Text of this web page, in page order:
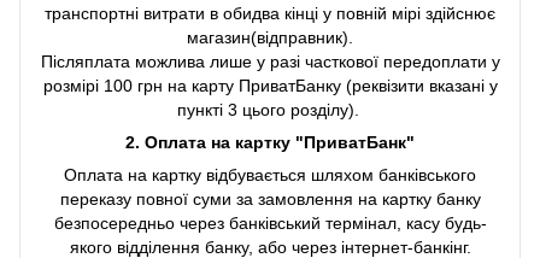
транспортні витрати в обидва кінці у повній мірі здійснює
магазин(відправник).
Післяплата можлива лише у разі часткової передоплати у
розмірі 100 грн на карту ПриватБанку (реквізити вказані у
пункті 3 цього розділу).
2. Оплата на картку "ПриватБанк"
Оплата на картку відбувається шляхом банківського
переказу повної суми за замовлення на картку банку
безпосередньо через банківський термінал, касу будь-
якого відділення банку, або через інтернет-банкінг.